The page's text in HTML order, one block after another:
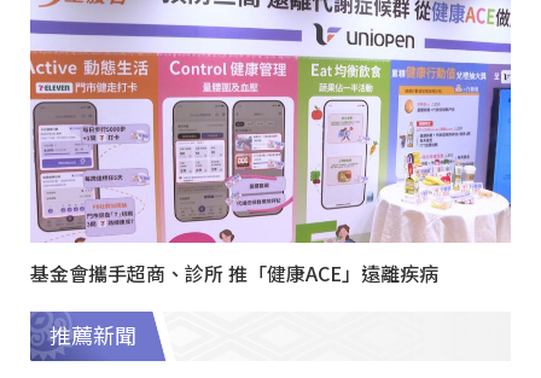
基金會攜手超商、診所 推「健康ACE」遠離疾病
推薦新聞